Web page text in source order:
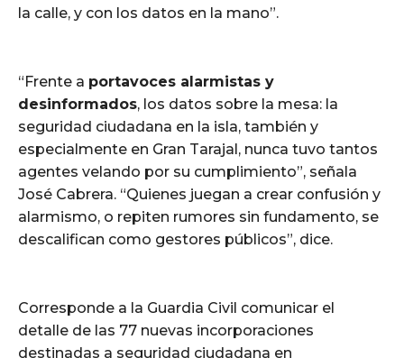
la calle, y con los datos en la mano”.
“Frente a portavoces alarmistas y
desinformados, los datos sobre la mesa: la
seguridad ciudadana en la isla, también y
especialmente en Gran Tarajal, nunca tuvo tantos
agentes velando por su cumplimiento”, señala
José Cabrera. “Quienes juegan a crear confusión y
alarmismo, o repiten rumores sin fundamento, se
descalifican como gestores públicos”, dice.
Corresponde a la Guardia Civil comunicar el
detalle de las 77 nuevas incorporaciones
destinadas a seguridad ciudadana en